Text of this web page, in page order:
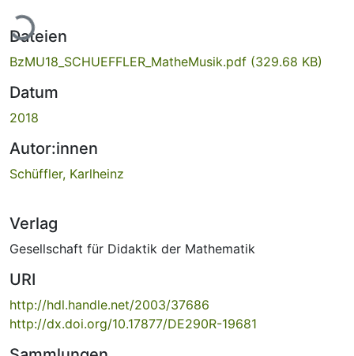
Dateien
BzMU18_SCHUEFFLER_MatheMusik.pdf (329.68 KB)
Datum
2018
Autor:innen
Schüffler, Karlheinz
Verlag
Gesellschaft für Didaktik der Mathematik
URI
http://hdl.handle.net/2003/37686
http://dx.doi.org/10.17877/DE290R-19681